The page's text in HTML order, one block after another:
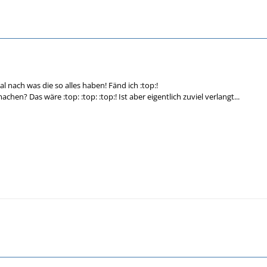
nach was die so alles haben! Fänd ich :top:!
Das wäre :top: :top: :top:! Ist aber eigentlich zuviel verlangt...